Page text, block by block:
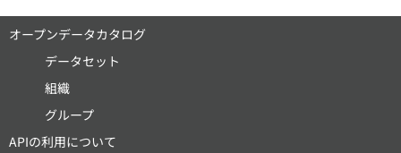
オープンデータカタログ
データセット
組織
グループ
APIの利用について